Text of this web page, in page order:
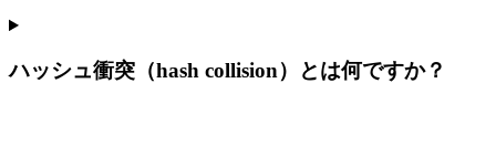
ハッシュ衝突（hash collision）とは何ですか？